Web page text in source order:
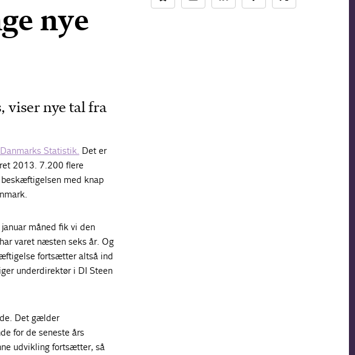
nye
viser nye tal fra
Statistik. Det er
2013. 7.200 flere
med knap
måned fik vi den
varet næsten seks år. Og
fortsætter altså ind
underdirektør i DI Steen
Det gælder
for de seneste års
udvikling fortsætter, så